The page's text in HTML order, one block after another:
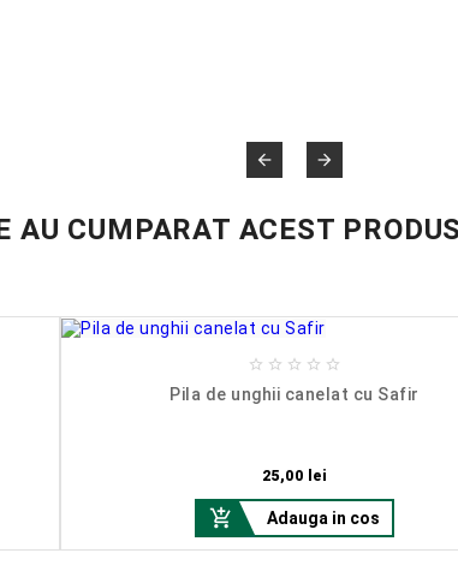
 
AU CUMPARAT ACEST
    
Pila de unghii canelat cu Safir
25,00 lei
 Adauga in cos